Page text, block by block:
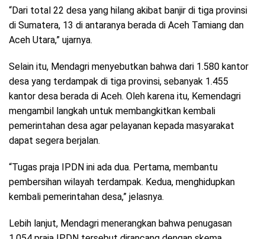
“Dari total 22 desa yang hilang akibat banjir di tiga provinsi
di Sumatera, 13 di antaranya berada di Aceh Tamiang dan
Aceh Utara,” ujarnya.
Selain itu, Mendagri menyebutkan bahwa dari 1.580 kantor
desa yang terdampak di tiga provinsi, sebanyak 1.455
kantor desa berada di Aceh. Oleh karena itu, Kemendagri
mengambil langkah untuk membangkitkan kembali
pemerintahan desa agar pelayanan kepada masyarakat
dapat segera berjalan.
“Tugas praja IPDN ini ada dua. Pertama, membantu
pembersihan wilayah terdampak. Kedua, menghidupkan
kembali pemerintahan desa,” jelasnya.
Lebih lanjut, Mendagri menerangkan bahwa penugasan